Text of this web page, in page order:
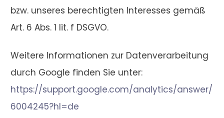
bzw. unseres berechtigten Interesses gemäß
Art. 6 Abs. 1 lit. f DSGVO.
Weitere Informationen zur Datenverarbeitung
durch Google finden Sie unter:
https://support.google.com/analytics/answer/
6004245?hl=de